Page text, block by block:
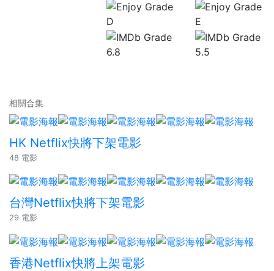
D
6.8
E
5.5
相關合集
HK Netflix快將下架電影
48 電影
台灣Netflix快將下架電影
29 電影
香港Netflix快將上架電影